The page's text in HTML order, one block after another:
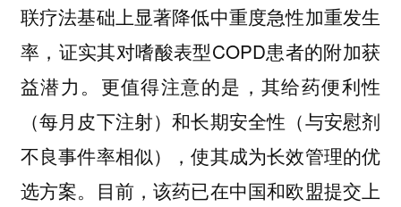
联疗法基础上显著降低中重度急性加重发生
率，证实其对嗜酸表型COPD患者的附加获
益潜力。更值得注意的是，其给药便利性
（每月皮下注射）和长期安全性（与安慰剂
不良事件率相似），使其成为长效管理的优
选方案。目前，该药已在中国和欧盟提交上